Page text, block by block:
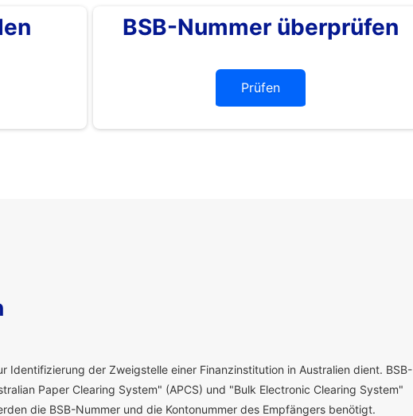
BSB-Nummer überprüfen
Prüfen
Identifizierung der Zweigstelle einer Finanzinstitution in Australien dient. BSB-
Paper Clearing System" (APCS) und "Bulk Electronic Clearing System"
die BSB-Nummer und die Kontonummer des Empfängers benötigt.